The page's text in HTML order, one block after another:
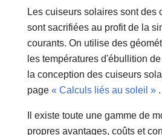
Les cuiseurs solaires sont
sont sacrifiées au profit de la
courants. On utilise des
les températures d'ébullition
la conception des cuiseurs
page « Calculs liés au soleil » .
Il existe toute une gamme de
propres avantages, coûts et